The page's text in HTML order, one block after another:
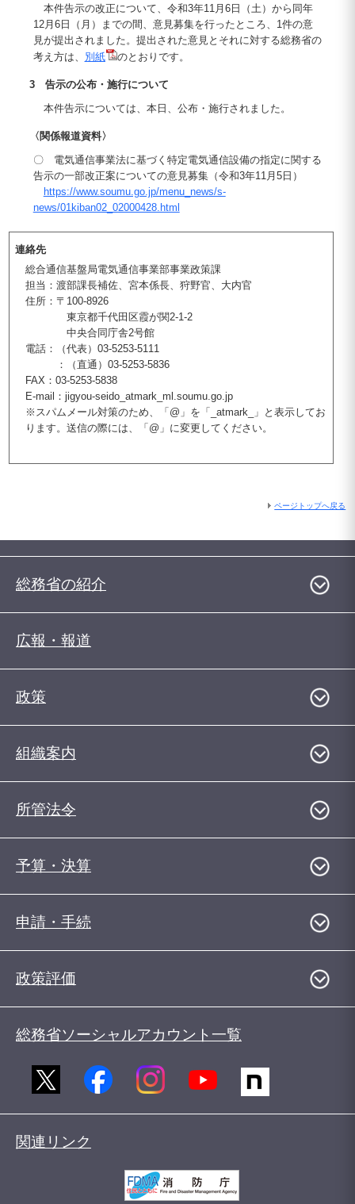
本件告示の改正について、令和3年11月6日（土）から同年
12月6日（月）までの間、意見募集を行ったところ、1件の意
見が提出されました。提出された意見とそれに対する総務省の
考え方は、 別紙 のとおりです。
3 告示の公布・施行について
本件告示については、本日、公布・施行されました。
〈関係報道資料〉
〇 電気通信事業法に基づく特定電気通信設備の指定に関する
告示の一部改正案についての意見募集（令和3年11月5日）
https://www.soumu.go.jp/menu_news/s-
news/01kiban02_02000428.html
連絡先
総合通信基盤局電気通信事業部事業政策課
担当：渡部課長補佐、宮本係長、狩野官、大内官
住所：〒100-8926
東京都千代田区霞が関2-1-2
中央合同庁舎2号館
電話：（代表）03-5253-5111
：（直通）03-5253-5836
FAX：03-5253-5838
E-mail：jigyou-seido_atmark_ml.soumu.go.jp
※スパムメール対策のため、「@」を「_atmark_」と表示してお
ります。送信の際には、「@」に変更してください。
ページトップへ戻る
総務省の紹介
広報・報道
政策
組織案内
所管法令
予算・決算
申請・手続
政策評価
総務省ソーシャルアカウント一覧
関連リンク